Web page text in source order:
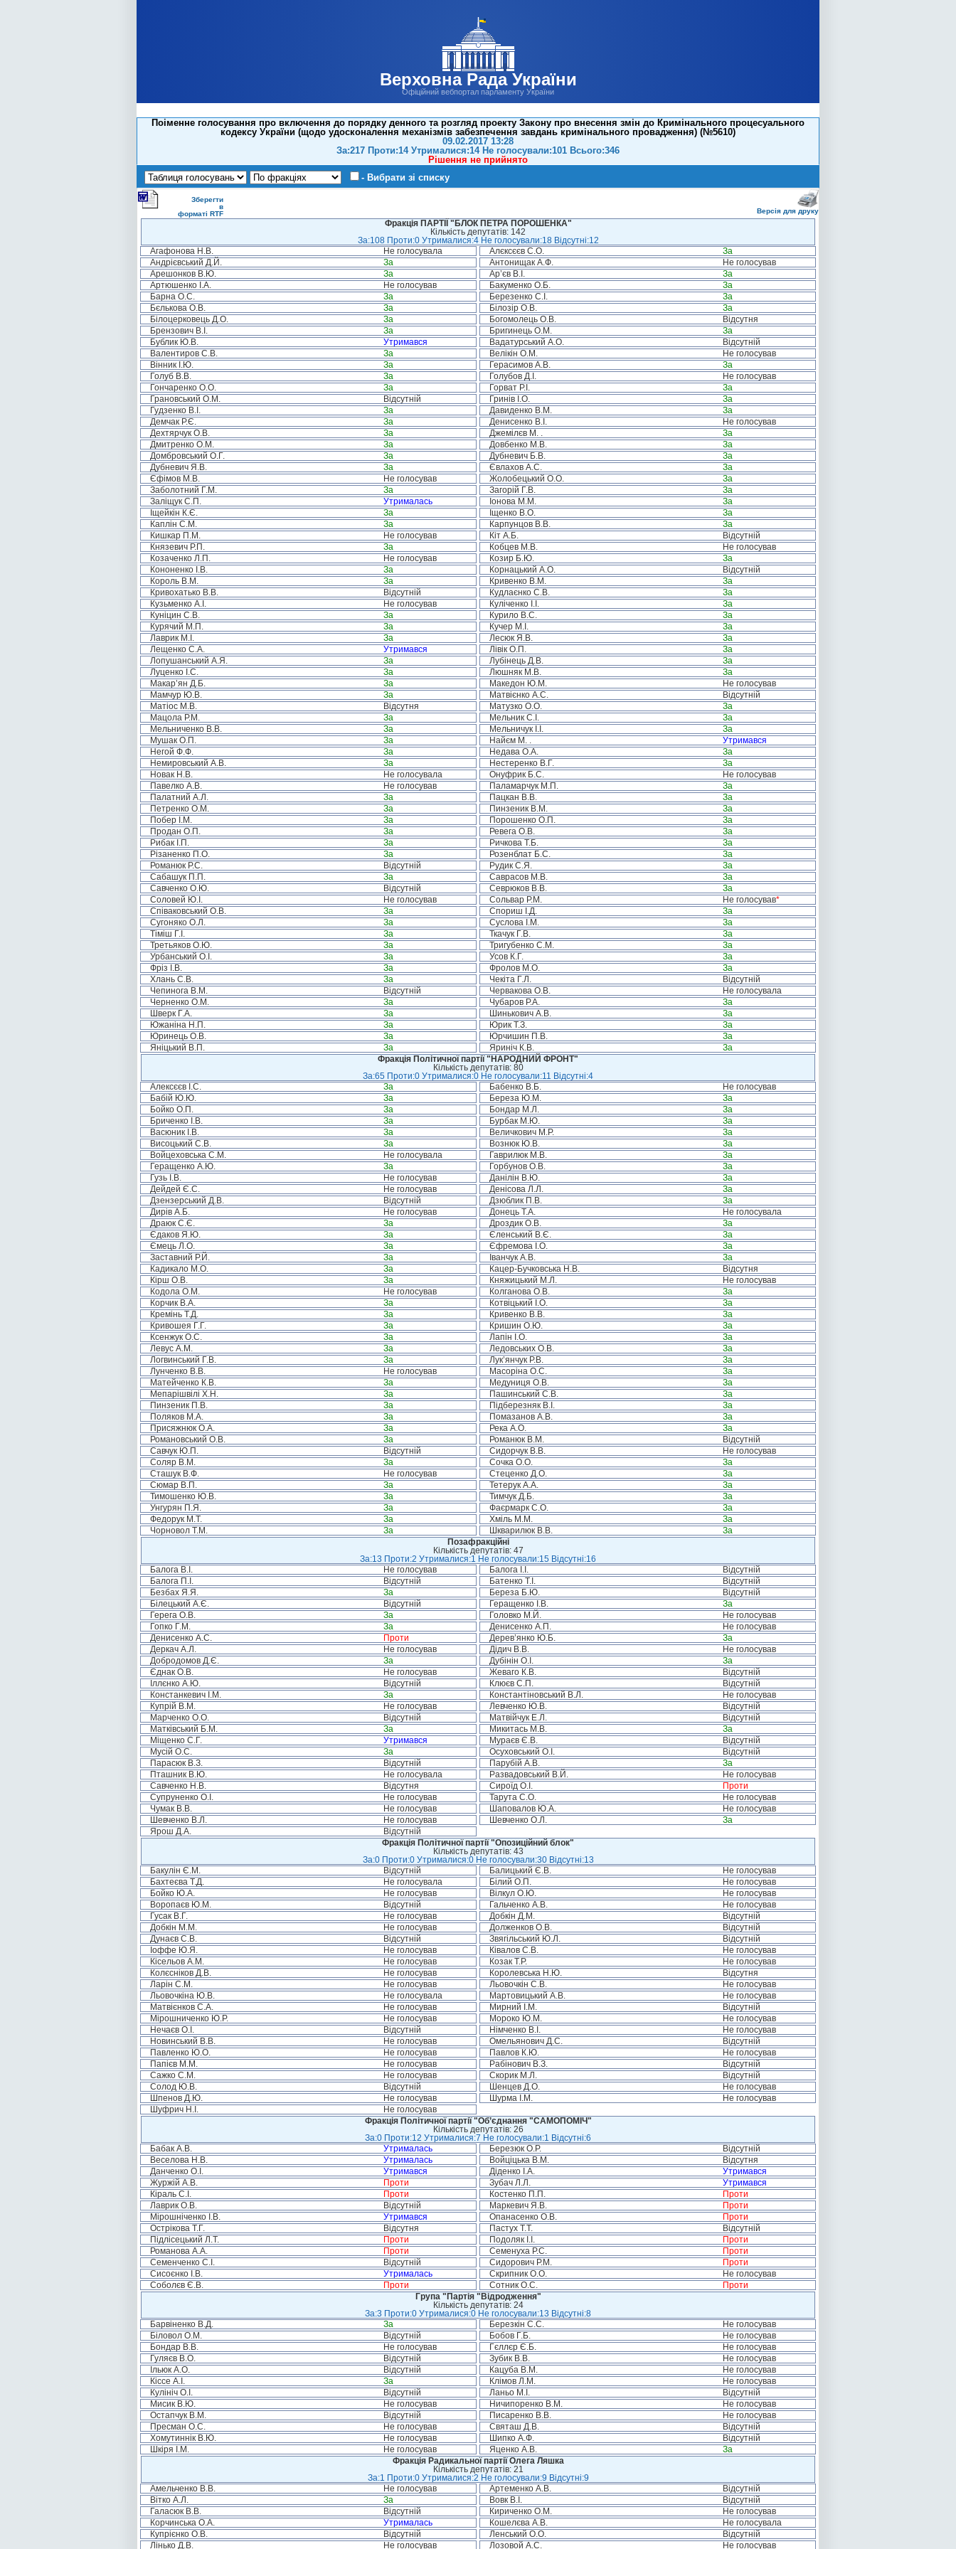
Верховна Рада України
Офіційний вебпортал парламенту України
Поіменне голосування про включення до порядку денного та розгляд проекту Закону про внесення змін до Кримінального процесуального
кодексу України (щодо удосконалення механізмів забезпечення завдань кримінального провадження) (№5610)
09.02.2017 13:28
За:217 Проти:14 Утрималися:14 Не голосували:101 Всього:346
Рішення не прийнято
- Вибрати зі списку
Зберегти
в
форматі RTF
Версія для друку
Фракція ПАРТІЇ "БЛОК ПЕТРА ПОРОШЕНКА"
Кількість депутатів: 142
За:108 Проти:0 Утрималися:4 Не голосували:18 Відсутні:12
Агафонова Н.В.
Не голосувала Алєксєєв С.О.
За
Андрієвський Д.Й.
За Антонищак А.Ф.
Не голосував
Арешонков В.Ю.
За Ар’єв В.І.
За
Артюшенко І.А.
Не голосував Бакуменко О.Б.
За
Барна О.С.
За Березенко С.І.
За
Бєлькова О.В.
За Білозір О.В.
За
Білоцерковець Д.О.
За Богомолець О.В.
Відсутня
Брензович В.І.
За Бригинець О.М.
За
Бублик Ю.В.
Утримався Вадатурський А.О.
Відсутній
Валентиров С.В.
За Велікін О.М.
Не голосував
Вінник І.Ю.
За Герасимов А.В.
За
Голуб В.В.
За Голубов Д.І.
Не голосував
Гончаренко О.О.
За Горват Р.І.
За
Грановський О.М.
Відсутній Гринів І.О.
За
Гудзенко В.І.
За Давиденко В.М.
За
Демчак Р.Є.
За Денисенко В.І.
Не голосував
Дехтярчук О.В.
За Джемілєв М. .
За
Дмитренко О.М.
За Довбенко М.В.
За
Домбровський О.Г.
За Дубневич Б.В.
За
Дубневич Я.В.
За Євлахов А.С.
За
Єфімов М.В.
Не голосував Жолобецький О.О.
За
Заболотний Г.М.
За Загорій Г.В.
За
Заліщук С.П.
Утрималась Іонова М.М.
За
Іщейкін К.Є.
За Іщенко В.О.
За
Каплін С.М.
За Карпунцов В.В.
За
Кишкар П.М.
Не голосував Кіт А.Б.
Відсутній
Князевич Р.П.
За Кобцев М.В.
Не голосував
Козаченко Л.П.
Не голосував Козир Б.Ю.
За
Кононенко І.В.
За Корнацький А.О.
Відсутній
Король В.М.
За Кривенко В.М.
За
Кривохатько В.В.
Відсутній Кудлаєнко С.В.
За
Кузьменко А.І.
Не голосував Куліченко І.І.
За
Куніцин С.В.
За Курило В.С.
За
Курячий М.П.
За Кучер М.І.
За
Лаврик М.І.
За Лесюк Я.В.
За
Лещенко С.А.
Утримався Лівік О.П.
За
Лопушанський А.Я.
За Лубінець Д.В.
За
Луценко І.С.
За Люшняк М.В.
За
Макар’ян Д.Б.
За Македон Ю.М.
Не голосував
Мамчур Ю.В.
За Матвієнко А.С.
Відсутній
Матіос М.В.
Відсутня Матузко О.О.
За
Мацола Р.М.
За Мельник С.І.
За
Мельниченко В.В.
За Мельничук І.І.
За
Мушак О.П.
За Найєм М. .
Утримався
Негой Ф.Ф.
За Недава О.А.
За
Немировський А.В.
За Нестеренко В.Г.
За
Новак Н.В.
Не голосувала Онуфрик Б.С.
Не голосував
Павелко А.В.
Не голосував Паламарчук М.П.
За
Палатний А.Л.
За Пацкан В.В.
За
Петренко О.М.
За Пинзеник В.М.
За
Побер І.М.
За Порошенко О.П.
За
Продан О.П.
За Ревега О.В.
За
Рибак І.П.
За Ричкова Т.Б.
За
Різаненко П.О.
За Розенблат Б.С.
За
Романюк Р.С.
Відсутній Рудик С.Я.
За
Сабашук П.П.
За Саврасов М.В.
За
Савченко О.Ю.
Відсутній Севрюков В.В.
За
Соловей Ю.І.
Не голосував Сольвар Р.М. Не голосував*
Співаковський О.В.
За Спориш І.Д.
За
Сугоняко О.Л.
За Суслова І.М.
За
Тіміш Г.І.
За Ткачук Г.В.
За
Третьяков О.Ю.
За Тригубенко С.М.
За
Урбанський О.І.
За Усов К.Г.
За
Фріз І.В.
За Фролов М.О.
За
Хлань С.В.
За Чекіта Г.Л.
Відсутній
Чепинога В.М.
Відсутній Червакова О.В.
Не голосувала
Черненко О.М.
За Чубаров Р.А.
За
Шверк Г.А.
За Шинькович А.В.
За
Южаніна Н.П.
За Юрик Т.З.
За
Юринець О.В.
За Юрчишин П.В.
За
Яніцький В.П.
За Яриніч К.В.
За
Фракція Політичної партії "НАРОДНИЙ ФРОНТ"
Кількість депутатів: 80
За:65 Проти:0 Утрималися:0 Не голосували:11 Відсутні:4
Алексєєв І.С.
За Бабенко В.Б.
Не голосував
Бабій Ю.Ю.
За Береза Ю.М.
За
Бойко О.П.
За Бондар М.Л.
За
Бриченко І.В.
За Бурбак М.Ю.
За
Васюник І.В.
За Величкович М.Р.
За
Висоцький С.В.
За Вознюк Ю.В.
За
Войцеховська С.М.
Не голосувала Гаврилюк М.В.
За
Геращенко А.Ю.
За Горбунов О.В.
За
Гузь І.В.
Не голосував Данілін В.Ю.
За
Дейдей Є.С.
Не голосував Денісова Л.Л.
За
Дзензерський Д.В.
Відсутній Дзюблик П.В.
За
Дирів А.Б.
Не голосував Донець Т.А.
Не голосувала
Драюк С.Є.
За Дроздик О.В.
За
Єдаков Я.Ю.
За Єленський В.Є.
За
Ємець Л.О.
За Єфремова І.О.
За
Заставний Р.Й.
За Іванчук А.В.
За
Кадикало М.О.
За Кацер-Бучковська Н.В.
Відсутня
Кірш О.В.
За Княжицький М.Л.
Не голосував
Кодола О.М.
Не голосував Колганова О.В.
За
Корчик В.А.
За Котвіцький І.О.
За
Кремінь Т.Д.
За Кривенко В.В.
За
Кривошея Г.Г.
За Кришин О.Ю.
За
Ксенжук О.С.
За Лапін І.О.
За
Левус А.М.
За Ледовських О.В.
За
Логвинський Г.В.
За Лук’янчук Р.В.
За
Лунченко В.В.
Не голосував Масоріна О.С.
За
Матейченко К.В.
За Медуниця О.В.
За
Мепарішвілі Х.Н.
За Пашинський С.В.
За
Пинзеник П.В.
За Підберезняк В.І.
За
Поляков М.А.
За Помазанов А.В.
За
Присяжнюк О.А.
За Река А.О.
За
Романовський О.В.
За Романюк В.М.
Відсутній
Савчук Ю.П.
Відсутній Сидорчук В.В.
Не голосував
Соляр В.М.
За Сочка О.О.
За
Сташук В.Ф.
Не голосував Стеценко Д.О.
За
Сюмар В.П.
За Тетерук А.А.
За
Тимошенко Ю.В.
За Тимчук Д.Б.
За
Унгурян П.Я.
За Фаєрмарк С.О.
За
Федорук М.Т.
За Хміль М.М.
За
Чорновол Т.М.
За Шкварилюк В.В.
За
Позафракційні
Кількість депутатів: 47
За:13 Проти:2 Утрималися:1 Не голосували:15 Відсутні:16
Балога В.І.
Не голосував Балога І.І.
Відсутній
Балога П.І.
Відсутній Батенко Т.І.
Відсутній
Безбах Я.Я.
За Береза Б.Ю.
Відсутній
Білецький А.Є.
Відсутній Геращенко І.В.
За
Герега О.В.
За Головко М.Й.
Не голосував
Гопко Г.М.
За Денисенко А.П.
Не голосував
Денисенко А.С.
Проти Дерев’янко Ю.Б.
За
Деркач А.Л.
Не голосував Дідич В.В.
Не голосував
Добродомов Д.Є.
За Дубінін О.І.
За
Єднак О.В.
Не голосував Жеваго К.В.
Відсутній
Іллєнко А.Ю.
Відсутній Клюєв С.П.
Відсутній
Констанкевич І.М.
За Константіновський В.Л.
Не голосував
Купрій В.М.
Не голосував Левченко Ю.В.
Відсутній
Марченко О.О.
Відсутній Матвійчук Е.Л.
Відсутній
Матківський Б.М.
За Микитась М.В.
За
Міщенко С.Г.
Утримався Мураєв Є.В.
Відсутній
Мусій О.С.
За Осуховський О.І.
Відсутній
Парасюк В.З.
Відсутній Парубій А.В.
За
Пташник В.Ю.
Не голосувала Развадовський В.Й.
Не голосував
Савченко Н.В.
Відсутня Сироїд О.І.
Проти
Супруненко О.І.
Не голосував Тарута С.О.
Не голосував
Чумак В.В.
Не голосував Шаповалов Ю.А.
Не голосував
Шевченко В.Л.
Не голосував Шевченко О.Л.
За
Ярош Д.А.
Відсутній
Фракція Політичної партії "Опозиційний блок"
Кількість депутатів: 43
За:0 Проти:0 Утрималися:0 Не голосували:30 Відсутні:13
Бакулін Є.М.
Відсутній Балицький Є.В.
Не голосував
Бахтеєва Т.Д.
Не голосувала Білий О.П.
Не голосував
Бойко Ю.А.
Не голосував Вілкул О.Ю.
Не голосував
Воропаєв Ю.М.
Відсутній Гальченко А.В.
Не голосував
Гусак В.Г.
Не голосував Добкін Д.М.
Відсутній
Добкін М.М.
Не голосував Долженков О.В.
Відсутній
Дунаєв С.В.
Відсутній Звягільський Ю.Л.
Відсутній
Іоффе Ю.Я.
Не голосував Ківалов С.В.
Не голосував
Кісельов А.М.
Не голосував Козак Т.Р.
Не голосував
Колєсніков Д.В.
Не голосував Королевська Н.Ю.
Відсутня
Ларін С.М.
Не голосував Льовочкін С.В.
Не голосував
Льовочкіна Ю.В.
Не голосувала Мартовицький А.В.
Не голосував
Матвієнков С.А.
Не голосував Мирний І.М.
Відсутній
Мірошниченко Ю.Р.
Не голосував Мороко Ю.М.
Не голосував
Нечаєв О.І.
Відсутній Німченко В.І.
Не голосував
Новинський В.В.
Не голосував Омельянович Д.С.
Відсутній
Павленко Ю.О.
Не голосував Павлов К.Ю.
Не голосував
Папієв М.М.
Не голосував Рабінович В.З.
Відсутній
Сажко С.М.
Не голосував Скорик М.Л.
Відсутній
Солод Ю.В.
Відсутній Шенцев Д.О.
Не голосував
Шпенов Д.Ю.
Не голосував Шурма І.М.
Не голосував
Шуфрич Н.І.
Не голосував
Фракція Політичної партії "Об’єднання "САМОПОМІЧ"
Кількість депутатів: 26
За:0 Проти:12 Утрималися:7 Не голосували:1 Відсутні:6
Бабак А.В.
Утрималась Березюк О.Р.
Відсутній
Веселова Н.В.
Утрималась Войціцька В.М.
Відсутня
Данченко О.І.
Утримався Діденко І.А.
Утримався
Журжій А.В.
Проти Зубач Л.Л.
Утримався
Кіраль С.І.
Проти Костенко П.П.
Проти
Лаврик О.В.
Відсутній Маркевич Я.В.
Проти
Мірошніченко І.В.
Утримався Опанасенко О.В.
Проти
Острікова Т.Г.
Відсутня Пастух Т.Т.
Відсутній
Підлісецький Л.Т.
Проти Подоляк І.І.
Проти
Романова А.А.
Проти Семенуха Р.С.
Проти
Семенченко С.І.
Відсутній Сидорович Р.М.
Проти
Сисоєнко І.В.
Утрималась Скрипник О.О.
Не голосував
Соболєв Є.В.
Проти Сотник О.С.
Проти
Група "Партія "Відродження"
Кількість депутатів: 24
За:3 Проти:0 Утрималися:0 Не голосували:13 Відсутні:8
Барвіненко В.Д.
За Березкін С.С.
Не голосував
Біловол О.М.
Відсутній Бобов Г.Б.
Не голосував
Бондар В.В.
Не голосував Гєллєр Є.Б.
Не голосував
Гуляєв В.О.
Відсутній Зубик В.В.
Не голосував
Ільюк А.О.
Відсутній Кацуба В.М.
Не голосував
Кіссе А.І.
За Клімов Л.М.
Не голосував
Кулініч О.І.
Відсутній Ланьо М.І.
Відсутній
Мисик В.Ю.
Не голосував Ничипоренко В.М.
Не голосував
Остапчук В.М.
Відсутній Писаренко В.В.
Не голосував
Пресман О.С.
Не голосував Святаш Д.В.
Відсутній
Хомутиннік В.Ю.
Не голосував Шипко А.Ф.
Відсутній
Шкіря І.М.
Не голосував Яценко А.В.
За
Фракція Радикальної партії Олега Ляшка
Кількість депутатів: 21
За:1 Проти:0 Утрималися:2 Не голосували:9 Відсутні:9
Амельченко В.В.
Не голосував Артеменко А.В.
Відсутній
Вітко А.Л.
За Вовк В.І.
Відсутній
Галасюк В.В.
Відсутній Кириченко О.М.
Не голосував
Корчинська О.А.
Утрималась Кошелєва А.В.
Не голосувала
Купрієнко О.В.
Відсутній Ленський О.О.
Відсутній
Лінько Д.В.
Не голосував Лозовой А.С. Не голосував